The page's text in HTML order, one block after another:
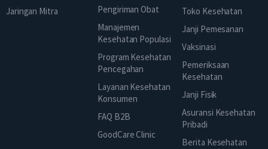
Jaringan Mitra
Pengiriman Obat
Manajemen
Kesehatan Populasi
Program Kesehatan
Pencegahan
Layanan Kesehatan
Konsumen
FAQ B2B
GoodCare Clinic
Toko Kesehatan
Janji Pemesanan
Vaksinasi
Pemeriksaan
Kesehatan
Janji Fisik
Asuransi Kesehatan
Pribadi
Berita Kesehatan